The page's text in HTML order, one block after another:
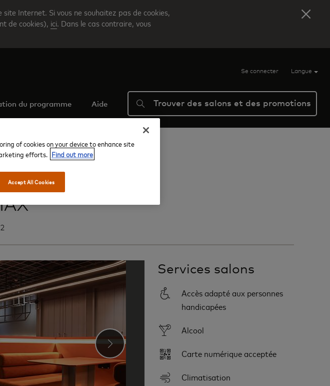
Internet. Si vous ne souhaitez pas de cookies,
de cookies), ici. Dans le cas contraire, vous
Se connecter Langue
du programme Aide Trouver des salons et des promotions
›
Services salons
Accès adapté aux personnes
handicapées
Alcool
Carte numérique acceptée
Climatisation
of cookies on your device to enhance site
efforts. Find out more
Accept All Cookies